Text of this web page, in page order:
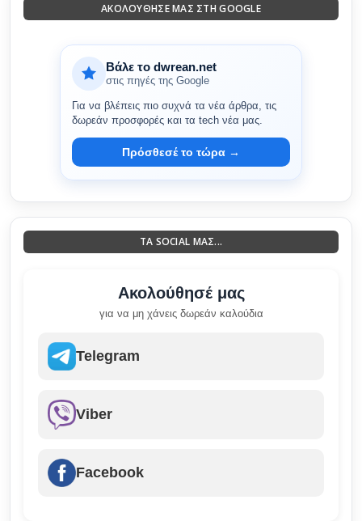
ΑΚΟΛΟΎΘΗΣΈ ΜΑΣ ΣΤΗ GOOGLE
Βάλε το dwrean.net
στις πηγές της Google
Για να βλέπεις πιο συχνά τα νέα άρθρα, τις
δωρεάν προσφορές και τα tech νέα μας.
Πρόσθεσέ το τώρα →
ΤΑ SOCIAL ΜΑΣ...
Ακολούθησέ μας
για να μη χάνεις δωρεάν καλούδια
Telegram
Viber
Facebook